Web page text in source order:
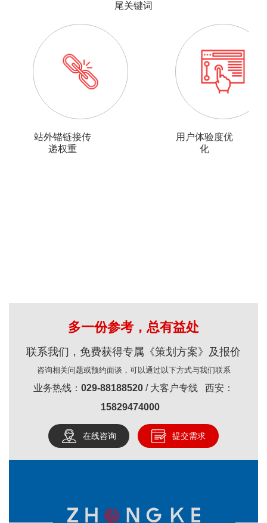
尾关键词
站外锚链接传
递权重
用户体验度优
化
多一份参考，总有益处
联系我们，免费获得专属《策划方案》及报价
咨询相关问题或预约面谈，可以通过以下方式与我们联系
业务热线： 029-88188520 / 大客户专线 西安：
15829474000
在线咨询 提交需求